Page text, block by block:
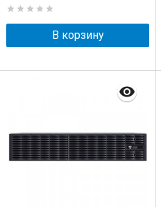
В корзину